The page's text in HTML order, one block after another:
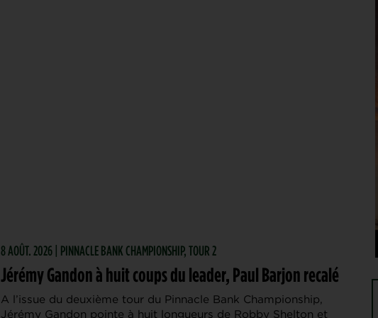
8 AOÛT. 2026 | PINNACLE BANK CHAMPIONSHIP, TOUR 2
Jérémy Gandon à huit coups du leader, Paul Barjon recalé
A l’issue du deuxième tour du Pinnacle Bank Championship,
Jérémy Gandon pointe à huit longueurs de Robby Shelton et